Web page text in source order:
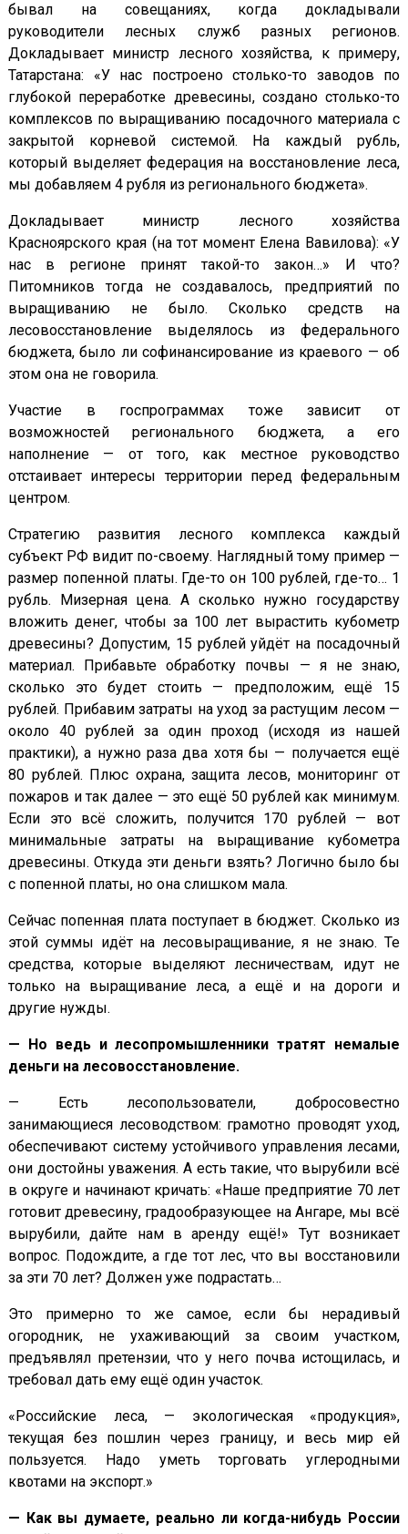
бывал на совещаниях, когда докладывали
руководители лесных служб разных регионов.
Докладывает министр лесного хозяйства, к примеру,
Татарстана: «У нас построено столько-то заводов по
глубокой переработке древесины, создано столько-то
комплексов по выращиванию посадочного материала с
закрытой корневой системой. На каждый рубль,
который выделяет федерация на восстановление леса,
мы добавляем 4 рубля из регионального бюджета».
Докладывает министр лесного хозяйства
Красноярского края (на тот момент Елена Вавилова): «У
нас в регионе принят такой-то закон…» И что?
Питомников тогда не создавалось, предприятий по
выращиванию не было. Сколько средств на
лесовосстановление выделялось из федерального
бюджета, было ли софинансирование из краевого — об
этом она не говорила.
Участие в госпрограммах тоже зависит от
возможностей регионального бюджета, а его
наполнение — от того, как местное руководство
отстаивает интересы территории перед федеральным
центром.
Стратегию развития лесного комплекса каждый
субъект РФ видит по-своему. Наглядный тому пример —
размер попенной платы. Где-то он 100 рублей, где-то… 1
рубль. Мизерная цена. А сколько нужно государству
вложить денег, чтобы за 100 лет вырастить кубометр
древесины? Допустим, 15 рублей уйдёт на посадочный
материал. Прибавьте обработку почвы — я не знаю,
сколько это будет стоить — предположим, ещё 15
рублей. Прибавим затраты на уход за растущим лесом —
около 40 рублей за один проход (исходя из нашей
практики), а нужно раза два хотя бы — получается ещё
80 рублей. Плюс охрана, защита лесов, мониторинг от
пожаров и так далее — это ещё 50 рублей как минимум.
Если это всё сложить, получится 170 рублей — вот
минимальные затраты на выращивание кубометра
древесины. Откуда эти деньги взять? Логично было бы
с попенной платы, но она слишком мала.
Сейчас попенная плата поступает в бюджет. Сколько из
этой суммы идёт на лесовыращивание, я не знаю. Те
средства, которые выделяют лесничествам, идут не
только на выращивание леса, а ещё и на дороги и
другие нужды.
— Но ведь и лесопромышленники тратят немалые
деньги на лесовосстановление.
— Есть лесопользователи, добросовестно
занимающиеся лесоводством: грамотно проводят уход,
обеспечивают систему устойчивого управления лесами,
они достойны уважения. А есть такие, что вырубили всё
в округе и начинают кричать: «Наше предприятие 70 лет
готовит древесину, градообразующее на Ангаре, мы всё
вырубили, дайте нам в аренду ещё!» Тут возникает
вопрос. Подождите, а где тот лес, что вы восстановили
за эти 70 лет? Должен уже подрастать…
Это примерно то же самое, если бы нерадивый
огородник, не ухаживающий за своим участком,
предъявлял претензии, что у него почва истощилась, и
требовал дать ему ещё один участок.
«Российские леса, — экологическая «продукция»,
текущая без пошлин через границу, и весь мир ей
пользуется. Надо уметь торговать углеродными
квотами на экспорт.»
— Как вы думаете, реально ли когда-нибудь России